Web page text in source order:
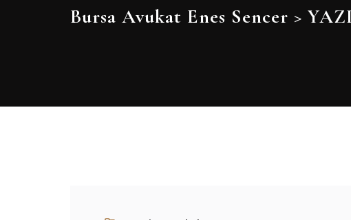
Bursa Avukat Enes Sencer >